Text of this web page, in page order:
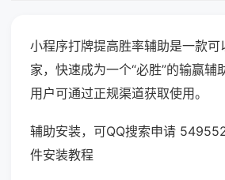
小程序打牌提高胜率辅助是一款可
家，快速成为一个“必胜”的输赢辅
用户可通过正规渠道获取使用。
辅助安装，可QQ搜索申请
件安装教程